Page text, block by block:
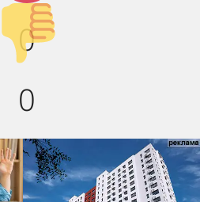
0
Палец
вниз!
0